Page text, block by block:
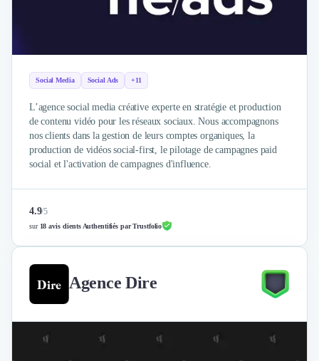
Social Media Social Ads +11
L’agence social media créative experte en stratégie et production
de contenu vidéo pour les réseaux sociaux. Nous accompagnons
nos clients dans la gestion de leurs comptes organiques, la
production de vidéos social-first, le pilotage de campagnes paid
social et l'activation de campagnes d'influence.
4.9/5
sur 18 avis clients Authentifiés par Trustfolio
Agence Dire